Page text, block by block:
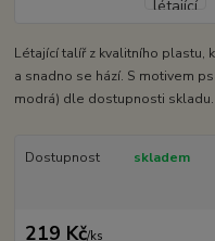
Létající talíř z kvalitního plastu,
a snadno se hází. S motivem
modrá) dle dostupnosti skladu.
Dostupnost skladem
219 Kč/ks